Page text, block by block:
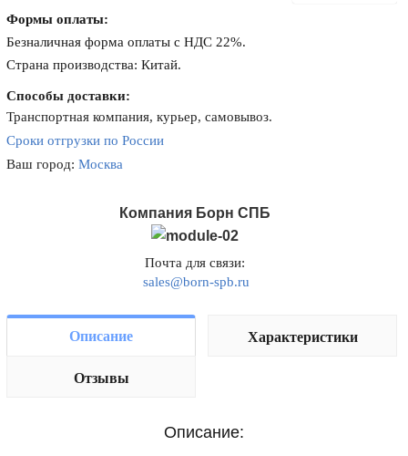
Формы оплаты:
Безналичная форма оплаты с НДС 22%.
Страна производства: Китай.
Способы доставки:
Транспортная компания, курьер, самовывоз.
Сроки отгрузки по России
Ваш город:Москва
Компания Борн СПБ
Почта для связи:
sales@born-spb.ru
Описание Характеристики
Отзывы
Описание: